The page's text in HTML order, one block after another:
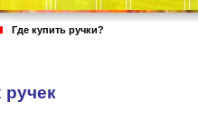
Где купить ручки?